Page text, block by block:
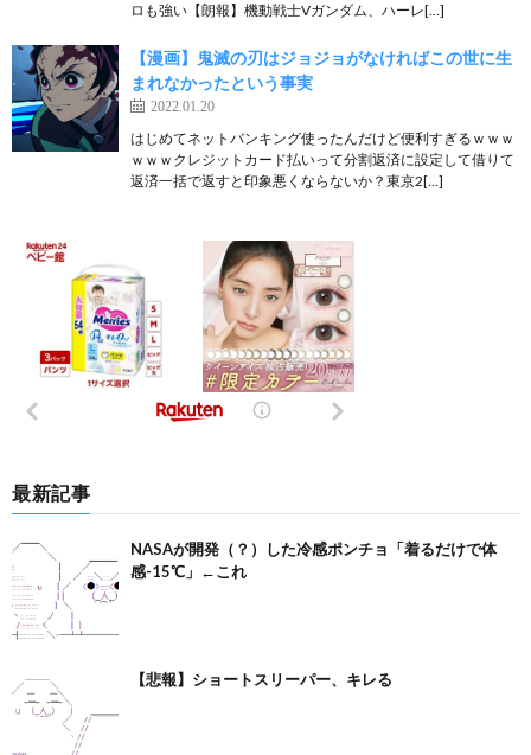
ロも強い【朗報】機動戦士Vガンダム、ハーレ[…]
【漫画】鬼滅の刃はジョジョがなければこの世に生
まれなかったという事実
2022.01.20
はじめてネットバンキング使ったんだけど便利すぎるｗｗｗ
ｗｗｗクレジットカード払いって分割返済に設定して借りて
返済一括で返すと印象悪くならないか？東京2[…]
最新記事
NASAが開発（？）した冷感ポンチョ「着るだけで体
感-15℃」←これ
【悲報】ショートスリーパー、キレる